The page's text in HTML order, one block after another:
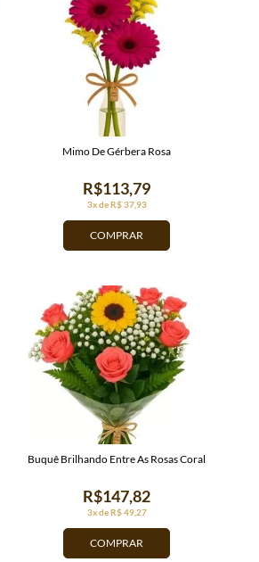
COMPRAR
3x de R$ 37,93
R$113,79
Mimo De Gérbera Rosa
COMPRAR
3x de R$ 49,27
R$147,82
Buquê Brilhando Entre As Rosas Coral